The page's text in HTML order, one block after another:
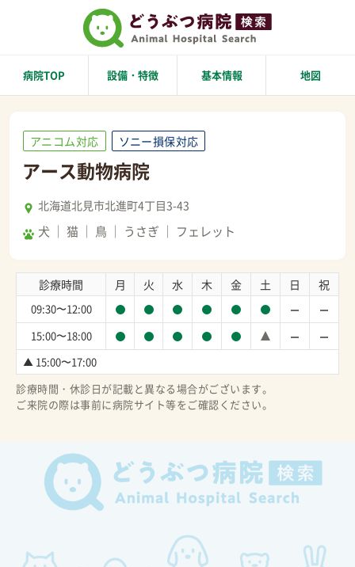
病院TOP 設備・特徴 基本情報 地図
アニコム対応 ソニー損保対応
アース動物病院
北海道北見市北進町4丁目3-43
犬 猫 鳥 うさぎ フェレット
診療時間 月 火 水 木 金 土 日 祝
09:30〜12:00
15:00〜18:00
▲ 15:00〜17:00
診療時間・休診日が記載と異なる場合がございます。
ご来院の際は事前に病院サイト等をご確認ください。